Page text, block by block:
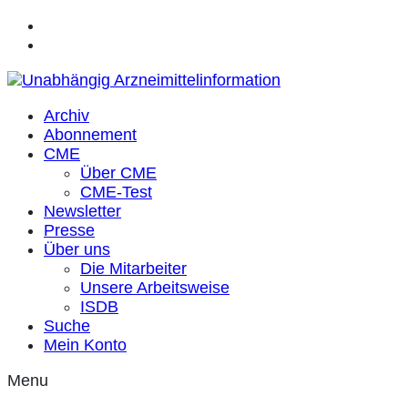
Archiv
Abonnement
CME
Über CME
CME-Test
Newsletter
Presse
Über uns
Die Mitarbeiter
Unsere Arbeitsweise
ISDB
Suche
Mein Konto
Menu